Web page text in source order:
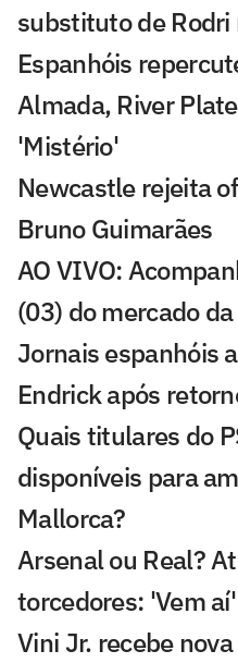
substituto de Rodri
Espanhóis
Almada, River
'Mistério'
Newcastle rejeita
Bruno Guimarães
AO VIVO:
(03) do mercado
Jornais espanhóis
Endrick após
Quais titulares do
disponíveis para
Mallorca?
Arsenal ou Real?
torcedores: 'Vem aí'
Vini Jr. recebe